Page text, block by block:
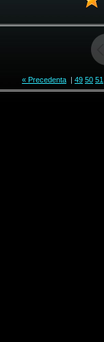
« Precedenta | 49 50 51